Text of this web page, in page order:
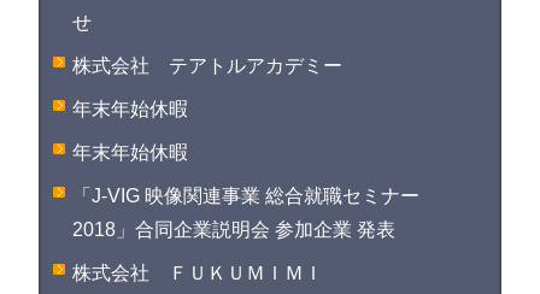
せ
株式会社 テアトルアカデミー
年末年始休暇
年末年始休暇
「J-VIG 映像関連事業 総合就職セミナー
2018」合同企業説明会 参加企業 発表
株式会社 ＦＵＫＵＭＩＭＩ